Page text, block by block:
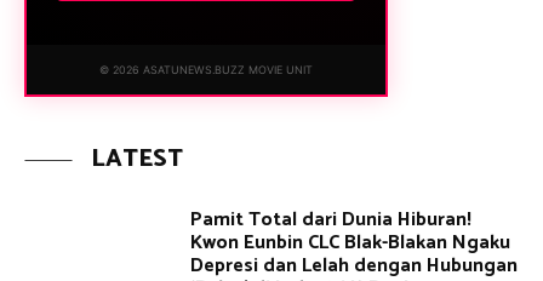
© 2026 ASATUNEWS.BUZZ MOVIE UNIT
LATEST
Pamit Total dari Dunia Hiburan!
Kwon Eunbin CLC Blak-Blakan Ngaku
Depresi dan Lelah dengan Hubungan